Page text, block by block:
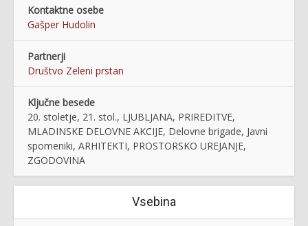
Kontaktne osebe
Gašper Hudolin
Partnerji
Društvo Zeleni prstan
Ključne besede
20. stoletje, 21. stol., LJUBLJANA, PRIREDITVE,
MLADINSKE DELOVNE AKCIJE, Delovne brigade, Javni
spomeniki, ARHITEKTI, PROSTORSKO UREJANJE,
ZGODOVINA
Vsebina